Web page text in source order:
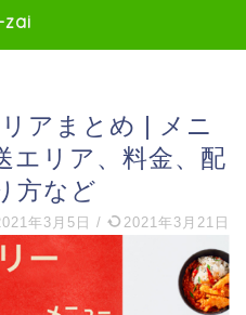
zai
アまとめ | メニ
エリア、料金、配
方など
年3月5日 / 2021年3月21日